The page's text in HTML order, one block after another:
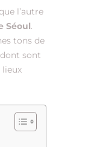
l’autre
Séoul.
tons de
sont
lieux